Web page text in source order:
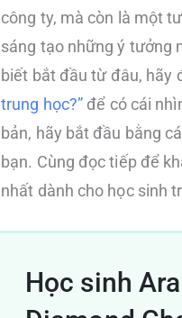
công ty, mà còn là một
sáng tạo những ý tưởng
biết bắt đầu từ đâu, hãy
trung học?” để có cái
bản, hãy bắt đầu bằng
bạn. Cùng đọc tiếp để
nhất dành cho học sinh
Học sinh